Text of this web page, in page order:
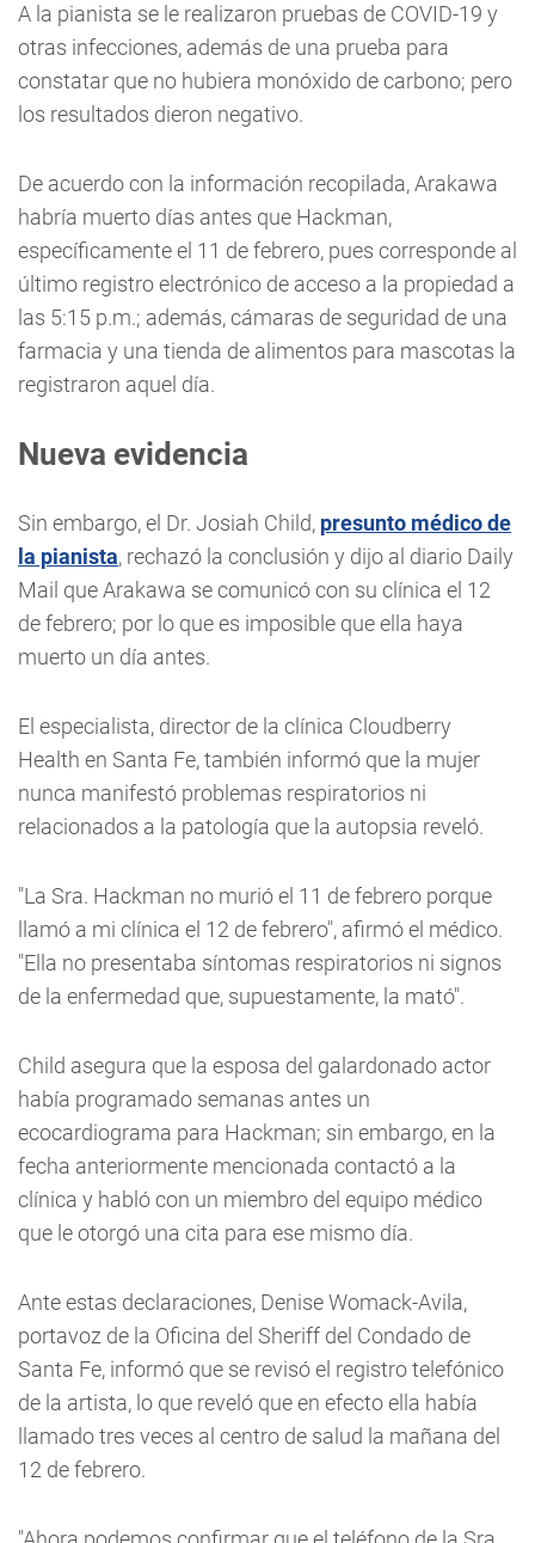
A la pianista se le realizaron pruebas de COVID-19 y
otras infecciones, además de una prueba para
constatar que no hubiera monóxido de carbono; pero
los resultados dieron negativo.
De acuerdo con la información recopilada, Arakawa
habría muerto días antes que Hackman,
específicamente el 11 de febrero, pues corresponde al
último registro electrónico de acceso a la propiedad a
las 5:15 p.m.; además, cámaras de seguridad de una
farmacia y una tienda de alimentos para mascotas la
registraron aquel día.
Nueva evidencia
Sin embargo, el Dr. Josiah Child, presunto médico de
la pianista, rechazó la conclusión y dijo al diario Daily
Mail que Arakawa se comunicó con su clínica el 12
de febrero; por lo que es imposible que ella haya
muerto un día antes.
El especialista, director de la clínica Cloudberry
Health en Santa Fe, también informó que la mujer
nunca manifestó problemas respiratorios ni
relacionados a la patología que la autopsia reveló.
"La Sra. Hackman no murió el 11 de febrero porque
llamó a mi clínica el 12 de febrero", afirmó el médico.
"Ella no presentaba síntomas respiratorios ni signos
de la enfermedad que, supuestamente, la mató".
Child asegura que la esposa del galardonado actor
había programado semanas antes un
ecocardiograma para Hackman; sin embargo, en la
fecha anteriormente mencionada contactó a la
clínica y habló con un miembro del equipo médico
que le otorgó una cita para ese mismo día.
Ante estas declaraciones, Denise Womack-Avila,
portavoz de la Oficina del Sheriff del Condado de
Santa Fe, informó que se revisó el registro telefónico
de la artista, lo que reveló que en efecto ella había
llamado tres veces al centro de salud la mañana del
12 de febrero.